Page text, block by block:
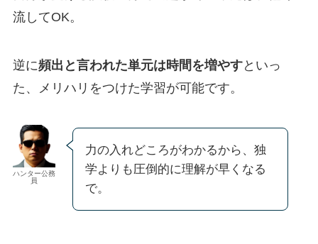
流してOK。
逆に頻出と言われた単元は時間を増やすといっ
た、メリハリをつけた学習が可能です。
ハンター公務
員
力の入れどころがわかるから、独
学よりも圧倒的に理解が早くなる
で。